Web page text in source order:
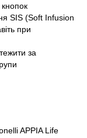
SIS (Soft Infusion
при
за
APPIA Life